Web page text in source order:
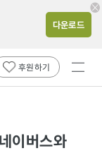
다운로드
후원하기
전체
이버스와